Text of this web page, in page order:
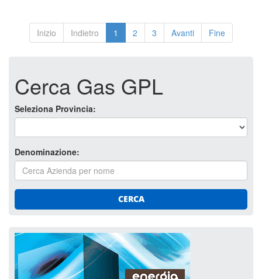
Inizio Indietro 1 2 3 Avanti Fine
Cerca Gas GPL
Seleziona Provincia:
Denominazione:
CERCA